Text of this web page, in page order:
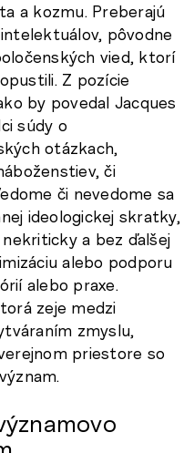
a kozmu. Preberajú
pôvodne
vied, ktorí
Z pozície
by povedal Jacques
súdy o
otázkach,
či
či nevedome sa
ideologickej skratky,
a bez ďalšej
alebo podporu
alebo praxe.
zeje medzi
zmyslu,
priestore so